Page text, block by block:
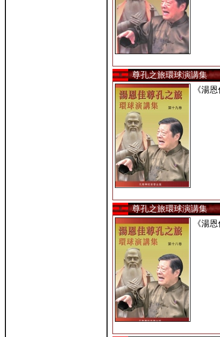
尊孔之旅環球演講集
《湯
尊孔之旅環球演講集
《湯